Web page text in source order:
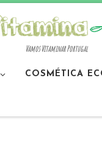
Vamos Vitaminar Portugal
COSMÉTICA